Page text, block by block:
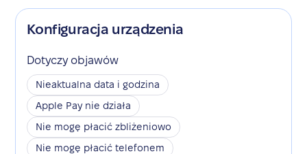
Konfiguracja urządzenia
Dotyczy objawów
Nieaktualna data i godzina
Apple Pay nie działa
Nie mogę płacić zbliżeniowo
Nie mogę płacić telefonem